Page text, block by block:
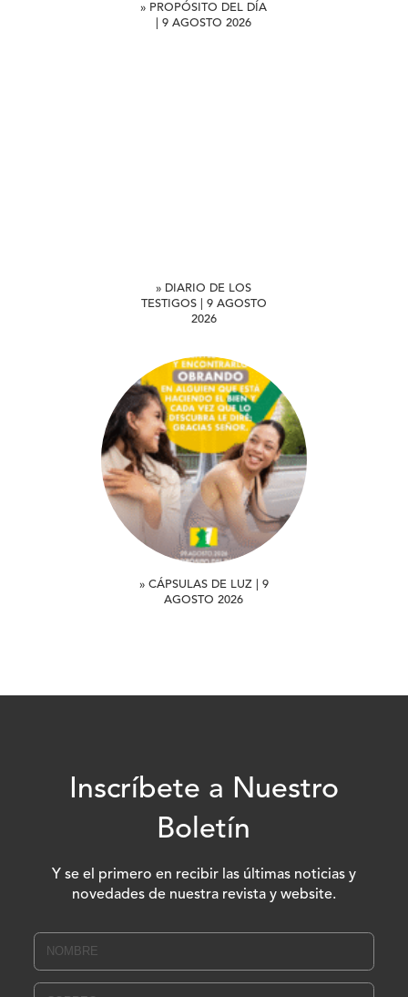
» PROPÓSITO DEL DÍA
| 9 AGOSTO 2026
» DIARIO DE LOS
TESTIGOS | 9 AGOSTO
2026
» CÁPSULAS DE LUZ | 9
AGOSTO 2026
Inscríbete a Nuestro
Boletín
Y se el primero en recibir las últimas noticias y
novedades de nuestra revista y website.